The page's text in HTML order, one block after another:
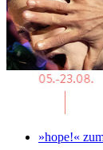
»hope!«